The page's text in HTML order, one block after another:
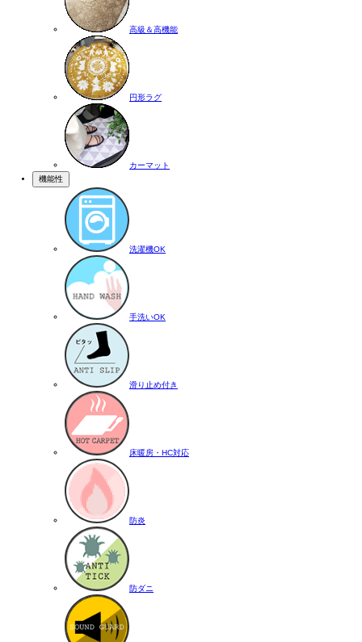
高級＆高機能
円形ラグ
カーマット
機能性
洗濯機OK
手洗いOK
滑り止め付き
床暖房・HC対応
防炎
防ダニ